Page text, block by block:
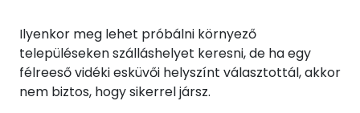
Ilyenkor meg lehet próbálni környező
településeken szálláshelyet keresni, de ha egy
félreeső vidéki esküvői helyszínt választottál, akkor
nem biztos, hogy sikerrel jársz.